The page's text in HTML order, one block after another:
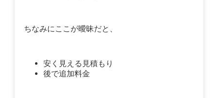
ちなみにここが曖昧だと、
安く見える見積もり
後で追加料金